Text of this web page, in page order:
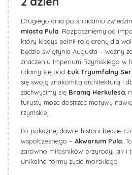
Drugiego dnia po śniadaniu
miasta Pula . Rozpoczniemy od
który kiedyś pełnił rolę areny dla
będzie świątynia Augusta – ważny
znaczeniu Imperium Rzymskiego w
udamy się pod Łuk Tryumfalny
się swoją znakomitą architekturą i
zachwycimy się Bramą Herkulesa ,
turysty może dostrzec motywy
rzymskiej.
Po pokaźnej dawce historii będzie
współczesnego – Akwarium Pula.
zarówno miłośników przyrody, jak i
unikalne formy życia morskiego.